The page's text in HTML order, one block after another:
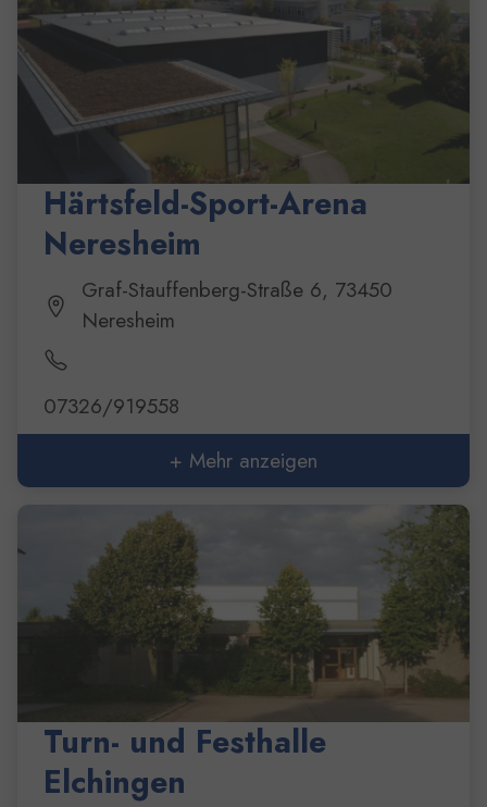
Härtsfeld-Sport-Arena
Neresheim
Graf-Stauffenberg-Straße 6, 73450
Neresheim
07326/919558
+ Mehr anzeigen
Turn- und Festhalle
Elchingen